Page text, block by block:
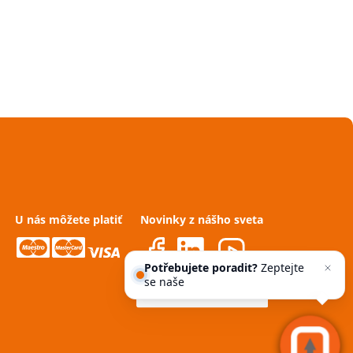
U nás môžete platiť Novinky z nášho sveta
Potřebujete poradit? Zeptejte
se našeho asistenta